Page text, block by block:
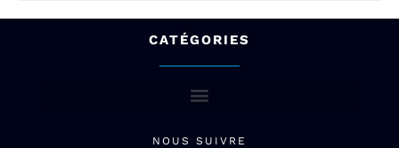
CATÉGORIES
NOUS SUIVRE